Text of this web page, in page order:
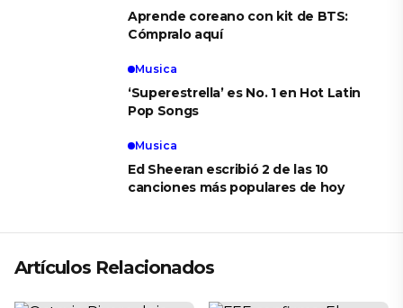
Aprende coreano con kit de BTS:
Cómpralo aquí
Musica
‘Superestrella’ es No. 1 en Hot Latin
Pop Songs
Musica
Ed Sheeran escribió 2 de las 10
canciones más populares de hoy
Artículos Relacionados